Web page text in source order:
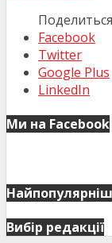
Facebook
Twitter
Google Plus
LinkedIn
Ми на Facebook
Вибір редакції